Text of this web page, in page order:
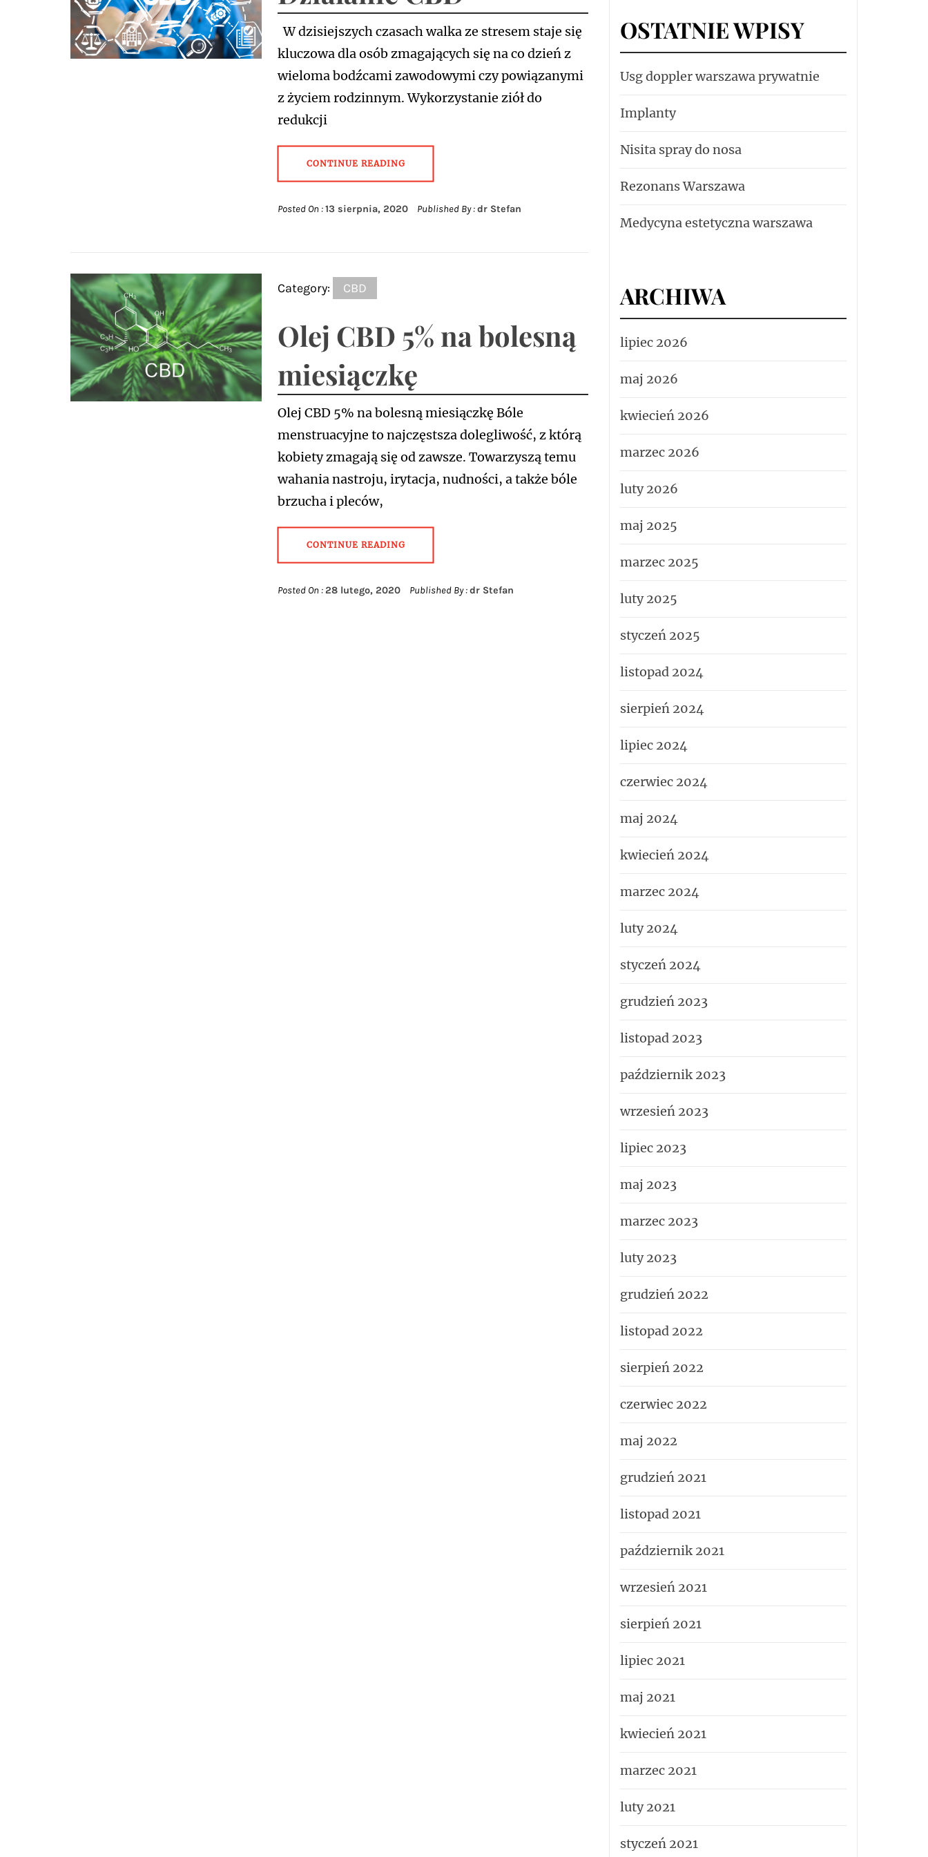
W dzisiejszych czasach walka ze stresem staje się
kluczowa dla osób zmagających się na co dzień z
wieloma bodźcami zawodowymi czy powiązanymi
z życiem rodzinnym. Wykorzystanie ziół do
redukcji
CONTINUE READING
Posted On :13 sierpnia, 2020 Published By :dr Stefan
Category: CBD
Olej CBD 5% na bolesną
miesiączkę
Olej CBD 5% na bolesną miesiączkę Bóle
menstruacyjne to najczęstsza dolegliwość, z którą
kobiety zmagają się od zawsze. Towarzyszą temu
wahania nastroju, irytacja, nudności, a także bóle
brzucha i pleców,
CONTINUE READING
Posted On :28 lutego, 2020 Published By :dr Stefan
OSTATNIE WPISY
Usg doppler warszawa prywatnie
Implanty
Nisita spray do nosa
Rezonans Warszawa
Medycyna estetyczna warszawa
ARCHIWA
lipiec 2026
maj 2026
kwiecień 2026
marzec 2026
luty 2026
maj 2025
marzec 2025
luty 2025
styczeń 2025
listopad 2024
sierpień 2024
lipiec 2024
czerwiec 2024
maj 2024
kwiecień 2024
marzec 2024
luty 2024
styczeń 2024
grudzień 2023
listopad 2023
październik 2023
wrzesień 2023
lipiec 2023
maj 2023
marzec 2023
luty 2023
grudzień 2022
listopad 2022
sierpień 2022
czerwiec 2022
maj 2022
grudzień 2021
listopad 2021
październik 2021
wrzesień 2021
sierpień 2021
lipiec 2021
maj 2021
kwiecień 2021
marzec 2021
luty 2021
styczeń 2021